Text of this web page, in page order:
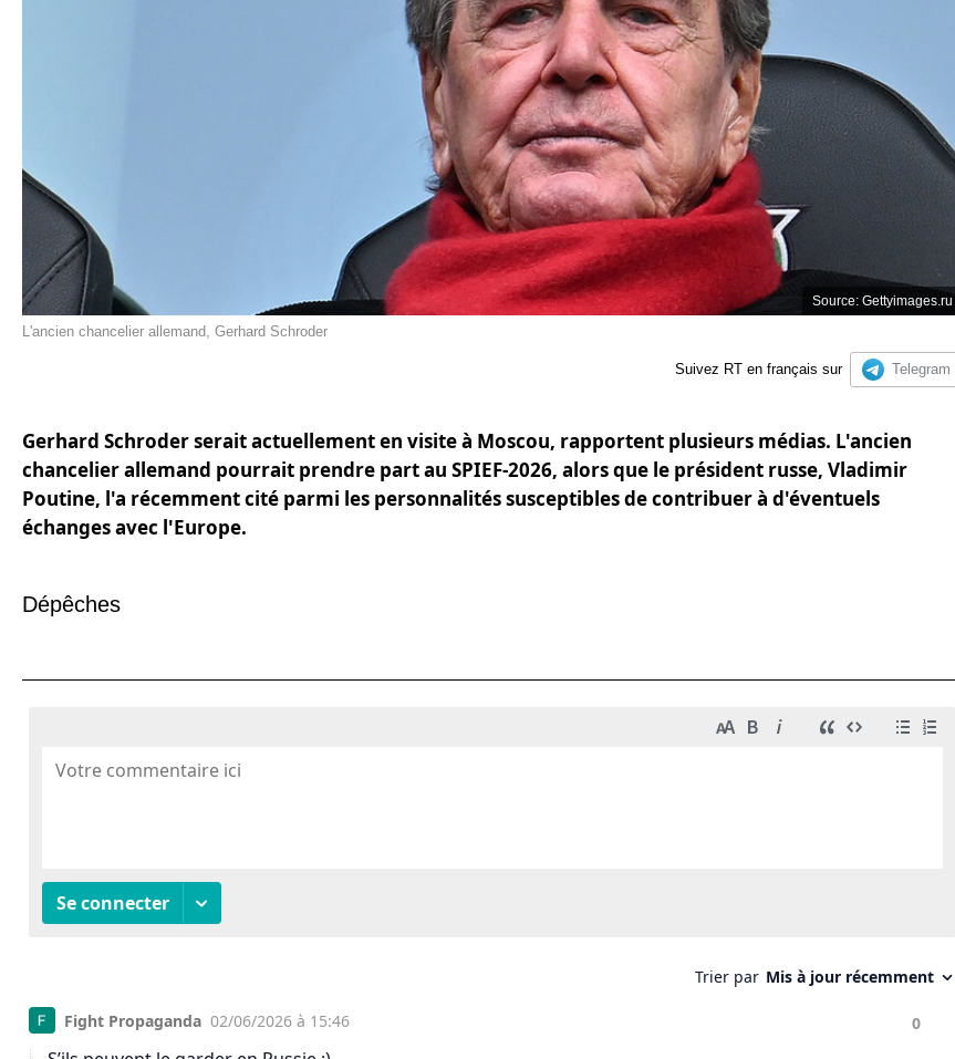
Source: Gettyimages.ru
L'ancien chancelier allemand, Gerhard Schroder
Suivez RT en français sur Telegram
Gerhard Schroder serait actuellement en visite à Moscou, rapportent plusieurs médias. L'ancien
chancelier allemand pourrait prendre part au SPIEF-2026, alors que le président russe, Vladimir
Poutine, l'a récemment cité parmi les personnalités susceptibles de contribuer à d'éventuels
échanges avec l'Europe.
Dépêches